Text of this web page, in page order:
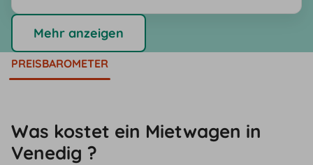
Mehr anzeigen
PREISBAROMETER
Was kostet ein Mietwagen in
Venedig ?